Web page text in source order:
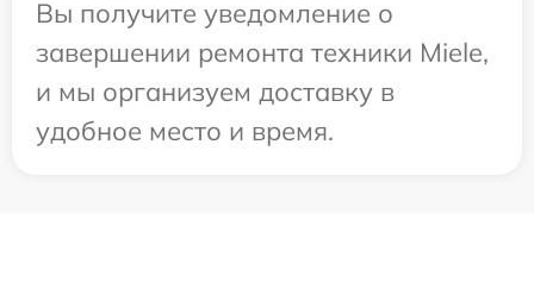
Вы получите уведомление о
завершении ремонта техники Miele,
и мы организуем доставку в
удобное место и время.